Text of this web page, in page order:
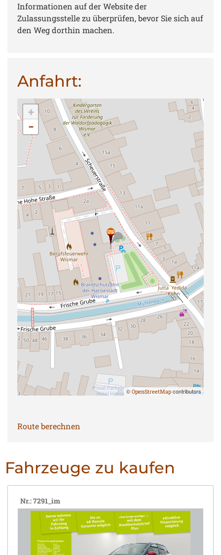
Informationen auf der Website der
Zulassungsstelle zu überprüfen, bevor Sie sich auf
den Weg dorthin machen.
Anfahrt:
+
−
© OpenStreetMapcontributors
Route berechnen
Fahrzeuge zu kaufen
Nr.: 7291_im